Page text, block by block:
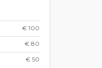
€ 100
€ 80
€ 50